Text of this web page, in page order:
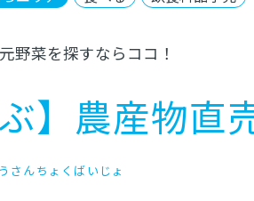
野菜を探すならココ！
】農産物直
さんちょくばいじょ